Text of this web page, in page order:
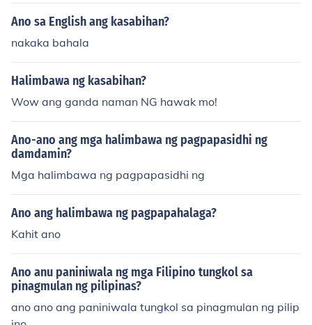
Ano sa English ang kasabihan?
nakaka bahala
Halimbawa ng kasabihan?
Wow ang ganda naman NG hawak mo!
Ano-ano ang mga halimbawa ng pagpapasidhi ng
damdamin?
Mga halimbawa ng pagpapasidhi ng
Ano ang halimbawa ng pagpapahalaga?
Kahit ano
Ano anu paniniwala ng mga Filipino tungkol sa
pinagmulan ng pilipinas?
ano ano ang paniniwala tungkol sa pinagmulan ng pilip